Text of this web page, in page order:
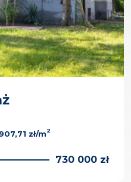
zł/m2
730 000 zł